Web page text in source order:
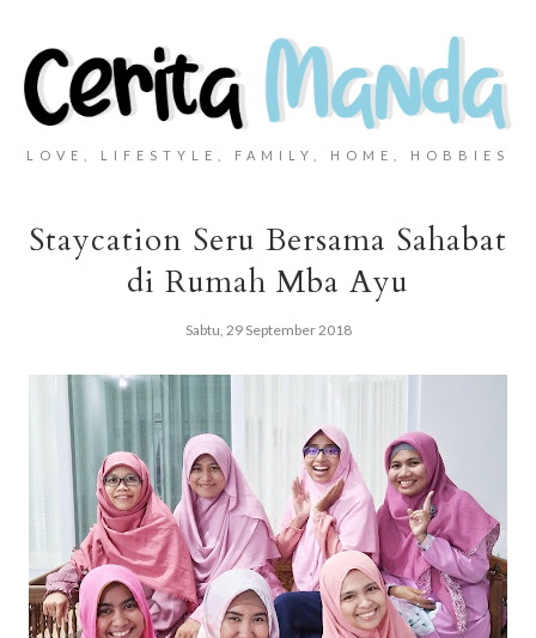
LOVE, LIFESTYLE, FAMILY, HOME, HOBBIES
Staycation Seru Bersama Sahabat
di Rumah Mba Ayu
Sabtu, 29 September 2018